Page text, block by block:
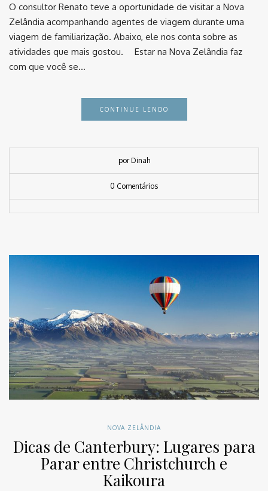
O consultor Renato teve a oportunidade de visitar a Nova
Zelândia acompanhando agentes de viagem durante uma
viagem de familiarização. Abaixo, ele nos conta sobre as
atividades que mais gostou. ⠀ Estar na Nova Zelândia faz
com que você se…
CONTINUE LENDO
por Dinah
0 Comentários
NOVA ZELÂNDIA
Dicas de Canterbury: Lugares para
Parar entre Christchurch e
Kaikoura